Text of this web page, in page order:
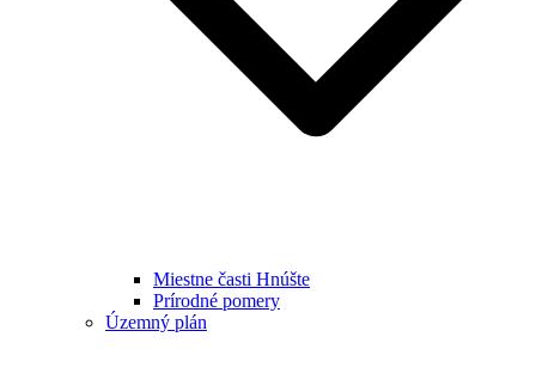
Miestne časti Hnúšte
Prírodné pomery
Územný plán